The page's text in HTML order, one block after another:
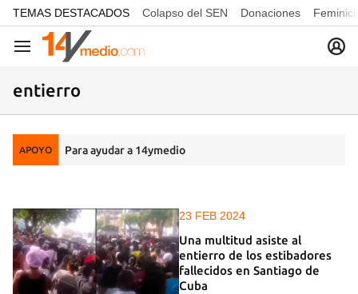
common.go-to-content
TEMAS DESTACADOS Colapso del SEN Donaciones
Navegación
entierro
APOYO Para ayudar a 14ymedio
23 FEB 2024
Una multitud asiste al
entierro de los estibadores
fallecidos en Santiago de
Cuba